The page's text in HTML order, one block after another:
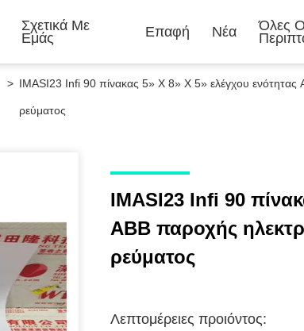
Σχετικά Με
Εμάς
Επαφή Νέα
Όλες
> IMASI23 Infi 90 πίνακας 5» Χ 8» Χ 5» ελέγχου ενότητας
ρεύματος
IMASI23 Infi 90
ABB παροχής
ρεύματος
Λεπτομέρειες προιόντος: